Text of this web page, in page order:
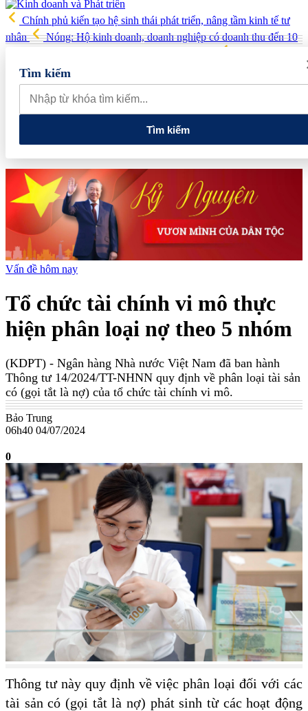
Chính phủ kiến tạo hệ sinh thái phát triển, nâng tầm kinh tế tư
nhân
Nóng: Hộ kinh doanh, doanh nghiệp có doanh thu đến 10
triển 14 đô thị trọng điểm, mở cánh cửa cho kỷ nguyên tăng trưởng
mới
Vua quạt Trần Đình Tiệp: Từ bán quạt đến TikToker nổi
tiếng và vướng vòng lao lý
Vietnam Sport Show 2026 quy tụ
520 gian hàng, thúc đẩy kết nối ngành thể thao Việt Nam với thế
Tìm kiếm
Tìm kiếm
Vấn đề hôm nay
Tổ chức tài chính vi mô thực
hiện phân loại nợ theo 5 nhóm
(KDPT) - Ngân hàng Nhà nước Việt Nam đã ban hành
Thông tư 14/2024/TT-NHNN quy định về phân loại tài sản
có (gọi tắt là nợ) của tổ chức tài chính vi mô.
Bảo Trung
06h40 04/07/2024
0
Thông tư này quy định về việc phân loại đối với các
tài sản có (gọi tắt là nợ) phát sinh từ các hoạt động